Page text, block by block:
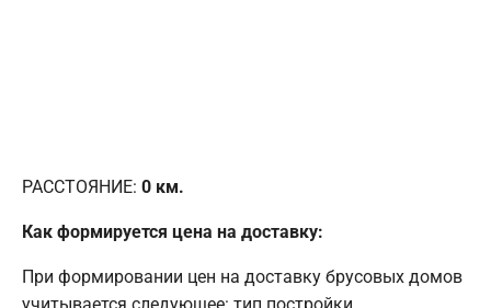
РАССТОЯНИЕ: 0 км.
Как формируется цена на доставку:
При формировании цен на доставку брусовых домов